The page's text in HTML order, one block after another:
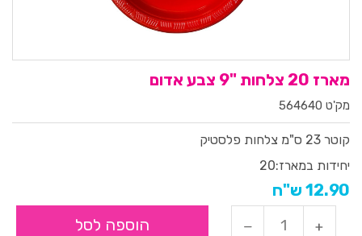
מארז 20 צלחות "9 צבע אדום
מק'ט 564640
קוטר 23 ס"מ
צלחות פלסטיק
יחידות במארז:20
12.90 ש"ח
הוספה לסל